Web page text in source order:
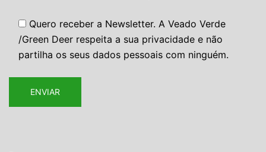
Quero receber a Newsletter. A Veado Verde
/Green Deer respeita a sua privacidade e não
partilha os seus dados pessoais com ninguém.